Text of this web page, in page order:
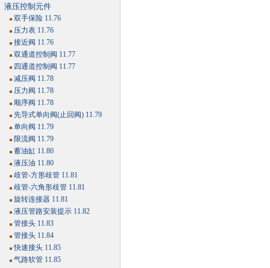
液压控制元件
双手保险 11.76
压力表 11.76
接近阀 11.76
双通道控制阀 11.77
四通道控制阀 11.77
减压阀 11.78
压力阀 11.78
顺序阀 11.78
先导式单向阀(止回阀) 11.79
单向阀 11.79
限流阀 11.79
蓄油缸 11.80
液压油 11.80
歧管-方形歧管 11.81
歧管-六角形歧管 11.81
旋转连接器 11.81
液压管路安装提示 11.82
管接头 11.83
管接头 11.84
快速接头 11.85
气路软管 11.85